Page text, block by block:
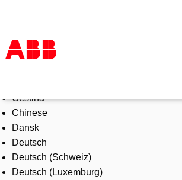
Products & Solutions
Industries
Services
About us
Where to buy
Contact us
Čeština
Chinese
Dansk
Deutsch
Deutsch (Schweiz)
Deutsch (Luxemburg)